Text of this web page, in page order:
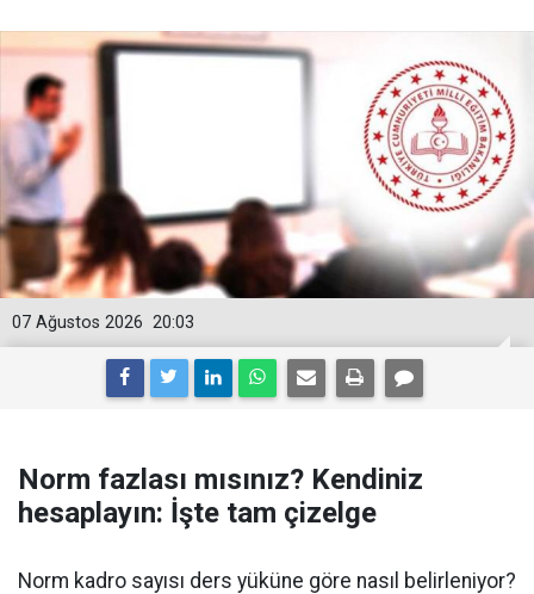
20:03
07 Ağustos 2026
Norm fazlası mısınız? Kendiniz
hesaplayın: İşte tam çizelge
Norm kadro sayısı ders yüküne göre nasıl belirleniyor?